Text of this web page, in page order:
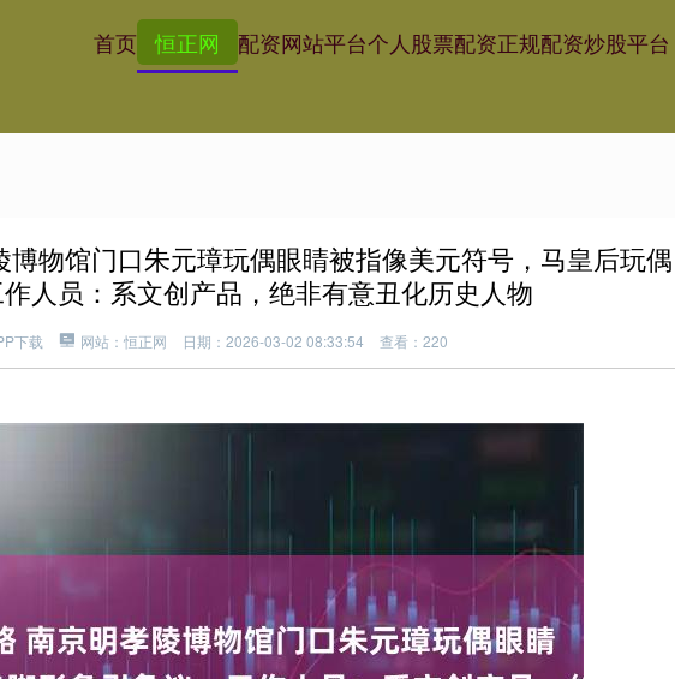
首页 恒正网 配资网站平台个人股票配资正规配资炒股平台
博物馆门口朱元璋玩偶眼睛被指像美元符号，马皇后玩偶
人员：系文创产品，绝非有意丑化历史人物
下载 网站：恒正网 日期：2026-03-02 08:33:54 查看：220